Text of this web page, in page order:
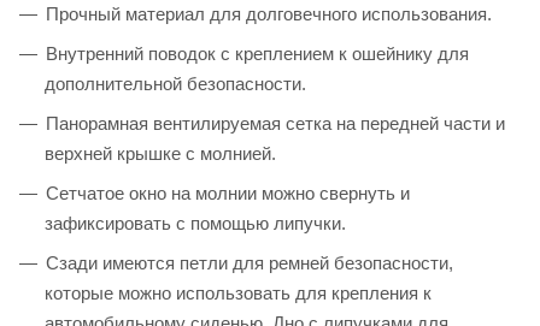
Прочный материал для долговечного использования.
Внутренний поводок с креплением к ошейнику для
дополнительной безопасности.
Панорамная вентилируемая сетка на передней части и
верхней крышке с молнией.
Сетчатое окно на молнии можно свернуть и
зафиксировать с помощью липучки.
Сзади имеются петли для ремней безопасности,
которые можно использовать для крепления к